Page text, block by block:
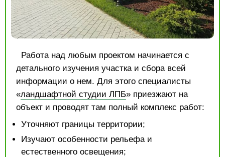
Работа над любым проектом начинается с
детального изучения участка и сбора всей
информации о нем. Для этого специалисты
«ландшафтной студии ЛПБ» приезжают на
объект и проводят там полный комплекс работ:
Уточняют границы территории;
Изучают особенности рельефа и
естественного освещения;